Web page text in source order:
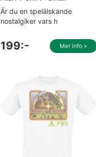
Är du en spelälskande
nostalgiker vars h
199:- Mer info »